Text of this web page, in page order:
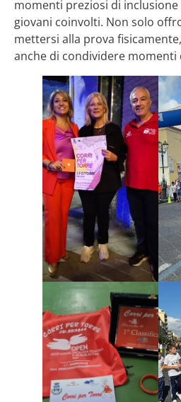
momenti preziosi di
giovani coinvolti. Non solo
mettersi alla prova
anche di condividere momenti